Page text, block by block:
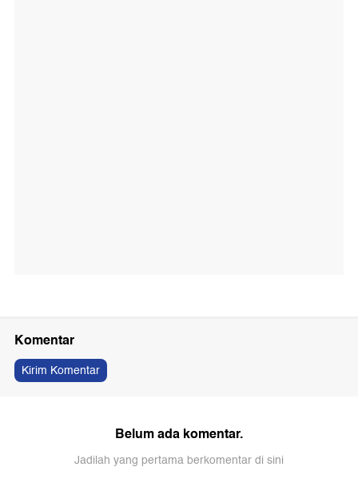
Komentar
Kirim Komentar
Belum ada komentar.
Jadilah yang pertama berkomentar di sini